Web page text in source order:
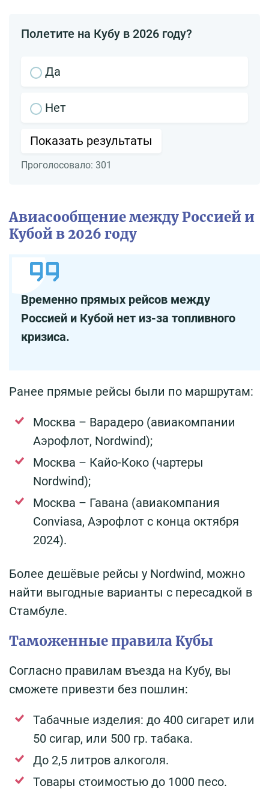
Полетите на Кубу в 2026 году?
Да
Нет
Показать результаты
Проголосовало: 301
Авиасообщение между Россией и
Кубой в 2026 году
Временно прямых рейсов между
Россией и Кубой нет из-за топливного
кризиса.
Ранее прямые рейсы были по маршрутам:
Москва – Варадеро (авиакомпании
Аэрофлот, Nordwind);
Москва – Кайо-Коко (чартеры
Nordwind);
Москва – Гавана (авиакомпания
Conviasa, Аэрофлот с конца октября
2024).
Более дешёвые рейсы у Nordwind, можно
найти выгодные варианты с пересадкой в
Стамбуле.
Таможенные правила Кубы
Согласно правилам въезда на Кубу, вы
сможете привезти без пошлин:
Табачные изделия: до 400 сигарет или
50 сигар, или 500 гр. табака.
До 2,5 литров алкоголя.
Товары стоимостью до 1000 песо.